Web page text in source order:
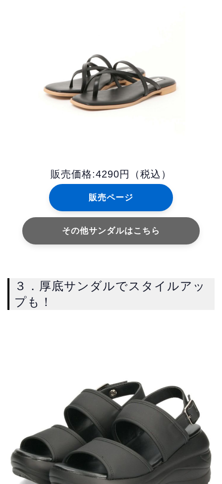
販売価格:4290円（税込）
販売ページ
その他サンダルはこちら
３．厚底サンダルでスタイルアッ
プも！